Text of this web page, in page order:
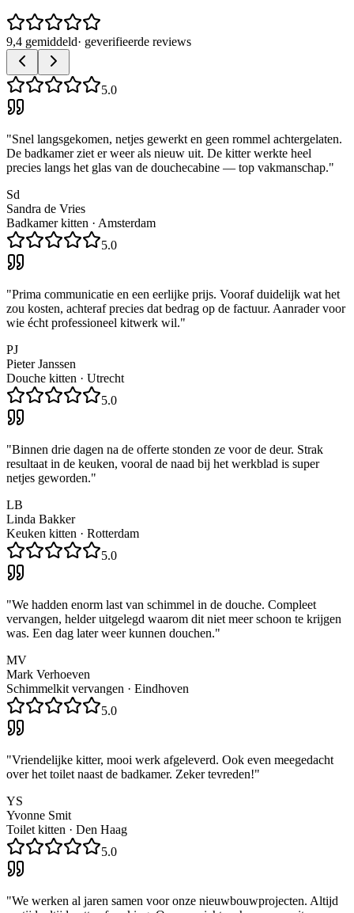
9,4 gemiddeld· geverifieerde reviews
5.0
"Snel langsgekomen, netjes gewerkt en geen rommel achtergelaten.
De badkamer ziet er weer als nieuw uit. De kitter werkte heel
precies langs het glas van de douchecabine — top vakmanschap."
Sd
Sandra de Vries
Badkamer kitten · Amsterdam
5.0
"Prima communicatie en een eerlijke prijs. Vooraf duidelijk wat het
zou kosten, achteraf precies dat bedrag op de factuur. Aanrader voor
wie écht professioneel kitwerk wil."
PJ
Pieter Janssen
Douche kitten · Utrecht
5.0
"Binnen drie dagen na de offerte stonden ze voor de deur. Strak
resultaat in de keuken, vooral de naad bij het werkblad is super
netjes geworden."
LB
Linda Bakker
Keuken kitten · Rotterdam
5.0
"We hadden enorm last van schimmel in de douche. Compleet
vervangen, helder uitgelegd waarom dit niet meer schoon te krijgen
was. Een dag later weer kunnen douchen."
MV
Mark Verhoeven
Schimmelkit vervangen · Eindhoven
5.0
"Vriendelijke kitter, mooi werk afgeleverd. Ook even meegedacht
over het toilet naast de badkamer. Zeker tevreden!"
YS
Yvonne Smit
Toilet kitten · Den Haag
5.0
"We werken al jaren samen voor onze nieuwbouwprojecten. Altijd